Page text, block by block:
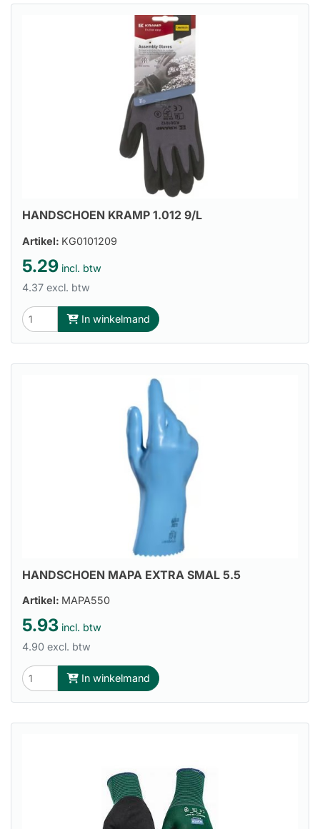
HANDSCHOEN KRAMP 1.012 9/L
Artikel: KG0101209
5.29 incl. btw
4.37 excl. btw
In winkelmand
HANDSCHOEN MAPA EXTRA SMAL 5.5
Artikel: MAPA550
5.93 incl. btw
4.90 excl. btw
In winkelmand